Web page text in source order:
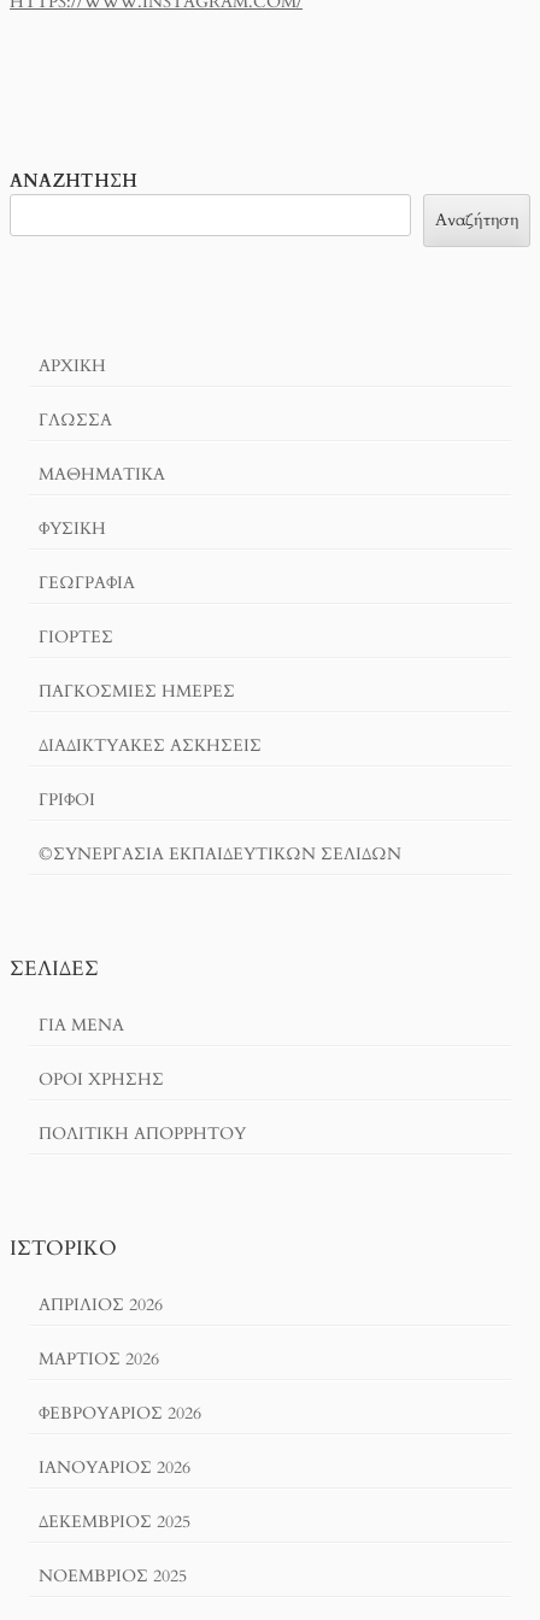
ΑΝΑΖΉΤΗΣΗ
Αναζήτηση
ΑΡΧΙΚΉ
ΓΛΏΣΣΑ
ΜΑΘΗΜΑΤΙΚΆ
ΦΥΣΙΚΗ
ΓΕΩΓΡΑΦΊΑ
ΓΙΟΡΤΈΣ
ΠΑΓΚΟΣΜΙΕΣ ΗΜΕΡΕΣ
ΔΙΑΔΙΚΤΥΑΚΈΣ ΑΣΚΉΣΕΙΣ
ΓΡΙΦΟΙ
©ΣΥΝΕΡΓΑΣΙΑ ΕΚΠΑΙΔΕΥΤΙΚΩΝ ΣΕΛΙΔΩΝ
ΣΕΛΊΔΕΣ
ΓΙΑ ΜΕΝΑ
ΌΡΟΙ ΧΡΗΣΗΣ
ΠΟΛΙΤΙΚΉ ΑΠΟΡΡΉΤΟΥ
ΙΣΤΟΡΙΚΌ
ΑΠΡΊΛΙΟΣ 2026
ΜΆΡΤΙΟΣ 2026
ΦΕΒΡΟΥΆΡΙΟΣ 2026
ΙΑΝΟΥΆΡΙΟΣ 2026
ΔΕΚΈΜΒΡΙΟΣ 2025
ΝΟΈΜΒΡΙΟΣ 2025